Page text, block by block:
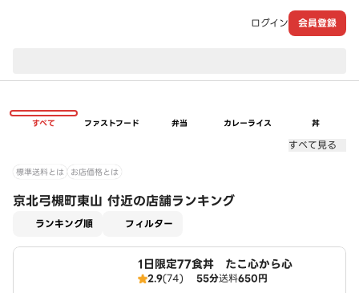
ログイン 会員登録
すべて ファストフード 弁当 カレーライス 丼
すべて見る
標準送料とは お店価格とは
京北弓槻町東山 付近の店舗ランキング
ランキング順 フィルター
1日限定77食丼 たこ心から心
2.9(74) 55分送料650円